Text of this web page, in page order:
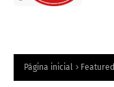
Página inicial Featured